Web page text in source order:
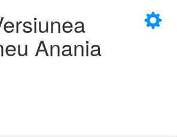
×
Anania